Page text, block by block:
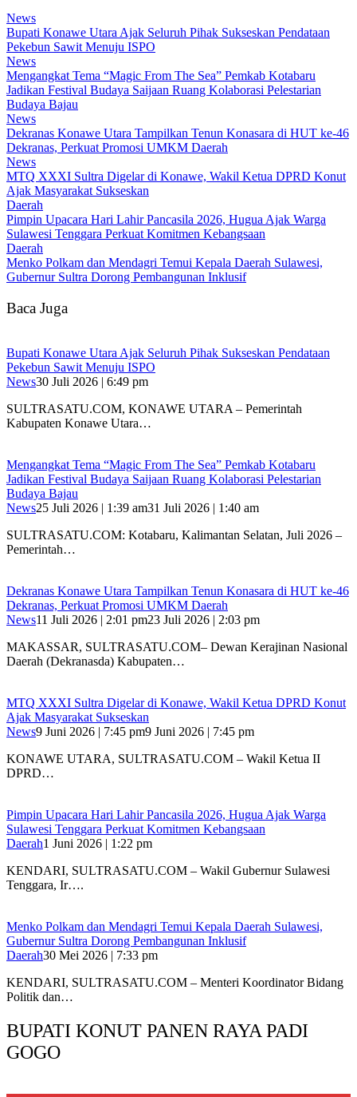
News
Bupati Konawe Utara Ajak Seluruh Pihak Sukseskan Pendataan
Pekebun Sawit Menuju ISPO
News
Mengangkat Tema “Magic From The Sea” Pemkab Kotabaru
Jadikan Festival Budaya Saijaan Ruang Kolaborasi Pelestarian
Budaya Bajau
News
Dekranas Konawe Utara Tampilkan Tenun Konasara di HUT ke-46
Dekranas, Perkuat Promosi UMKM Daerah
News
MTQ XXXI Sultra Digelar di Konawe, Wakil Ketua DPRD Konut
Ajak Masyarakat Sukseskan
Daerah
Pimpin Upacara Hari Lahir Pancasila 2026, Hugua Ajak Warga
Sulawesi Tenggara Perkuat Komitmen Kebangsaan
Daerah
Menko Polkam dan Mendagri Temui Kepala Daerah Sulawesi,
Gubernur Sultra Dorong Pembangunan Inklusif
Baca Juga
Bupati Konawe Utara Ajak Seluruh Pihak Sukseskan Pendataan
Pekebun Sawit Menuju ISPO
News30 Juli 2026 | 6:49 pm
SULTRASATU.COM, KONAWE UTARA – Pemerintah
Kabupaten Konawe Utara…
Mengangkat Tema “Magic From The Sea” Pemkab Kotabaru
Jadikan Festival Budaya Saijaan Ruang Kolaborasi Pelestarian
Budaya Bajau
News25 Juli 2026 | 1:39 am31 Juli 2026 | 1:40 am
SULTRASATU.COM: Kotabaru, Kalimantan Selatan, Juli 2026 –
Pemerintah…
Dekranas Konawe Utara Tampilkan Tenun Konasara di HUT ke-46
Dekranas, Perkuat Promosi UMKM Daerah
News11 Juli 2026 | 2:01 pm23 Juli 2026 | 2:03 pm
MAKASSAR, SULTRASATU.COM– Dewan Kerajinan Nasional
Daerah (Dekranasda) Kabupaten…
MTQ XXXI Sultra Digelar di Konawe, Wakil Ketua DPRD Konut
Ajak Masyarakat Sukseskan
News9 Juni 2026 | 7:45 pm9 Juni 2026 | 7:45 pm
KONAWE UTARA, SULTRASATU.COM – Wakil Ketua II
DPRD…
Pimpin Upacara Hari Lahir Pancasila 2026, Hugua Ajak Warga
Sulawesi Tenggara Perkuat Komitmen Kebangsaan
Daerah1 Juni 2026 | 1:22 pm
KENDARI, SULTRASATU.COM – Wakil Gubernur Sulawesi
Tenggara, Ir….
Menko Polkam dan Mendagri Temui Kepala Daerah Sulawesi,
Gubernur Sultra Dorong Pembangunan Inklusif
Daerah30 Mei 2026 | 7:33 pm
KENDARI, SULTRASATU.COM – Menteri Koordinator Bidang
Politik dan…
BUPATI KONUT PANEN RAYA PADI
GOGO